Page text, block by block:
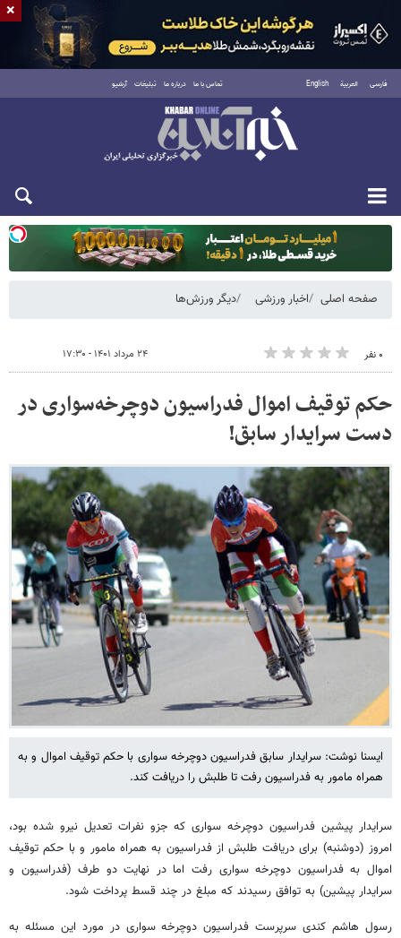
فارسی العربية English تماس با ما درباره ما تبلیغات آرشیو
یکشنبه ۱۸ مرداد ۱۴۰۵
صفحه اصلی اخبار ورزشی دیگر ورزش‌ها
۰ نفر ۲۴ مرداد ۱۴۰۱ - ۱۷:۳۰
حکم توقیف اموال فدراسیون دوچرخه‌سواری در
دست سرایدار سابق!
ایسنا نوشت: سرایدار سابق فدراسیون دوچرخه سواری با حکم توقیف اموال و به
همراه مامور به فدراسیون رفت تا طلبش را دریافت کند.
سرایدار پیشین فدراسیون دوچرخه سواری که جزو نفرات تعدیل نیرو شده بود،
امروز (دوشنبه) برای دریافت طلبش از فدراسیون به همراه مامور و با حکم توقیف
اموال به فدراسیون دوچرخه سواری رفت اما در نهایت دو طرف (فدراسیون و
سرایدار پیشین) به توافق رسیدند که مبلغ در چند قسط پرداخت شود.
رسول هاشم کندی سرپرست فدراسیون دوچرخه سواری در مورد این مسئله به
×